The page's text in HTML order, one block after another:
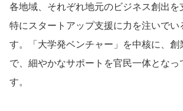
各地域、それぞれ地元のビジネス創出を
特にスタートアップ支援に力を注いでい
す。「大学発ベンチャー」を中核に、創
で、細やかなサポートを官民一体となっ
す。